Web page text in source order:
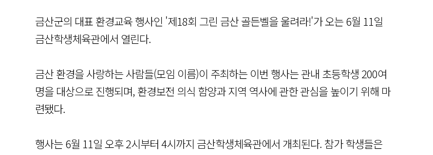
금산군의 대표 환경교육 행사인 '제18회 그린 금산 골든벨을 울려라!'가 오는 6월 11일
금산학생체육관에서 열린다.
금산 환경을 사랑하는 사람들(모임 이름)이 주최하는 이번 행사는 관내 초등학생 200여
명을 대상으로 진행되며, 환경보전 의식 함양과 지역 역사에 관한 관심을 높이기 위해 마
련됐다.
행사는 6월 11일 오후 2시부터 4시까지 금산학생체육관에서 개최된다. 참가 학생들은